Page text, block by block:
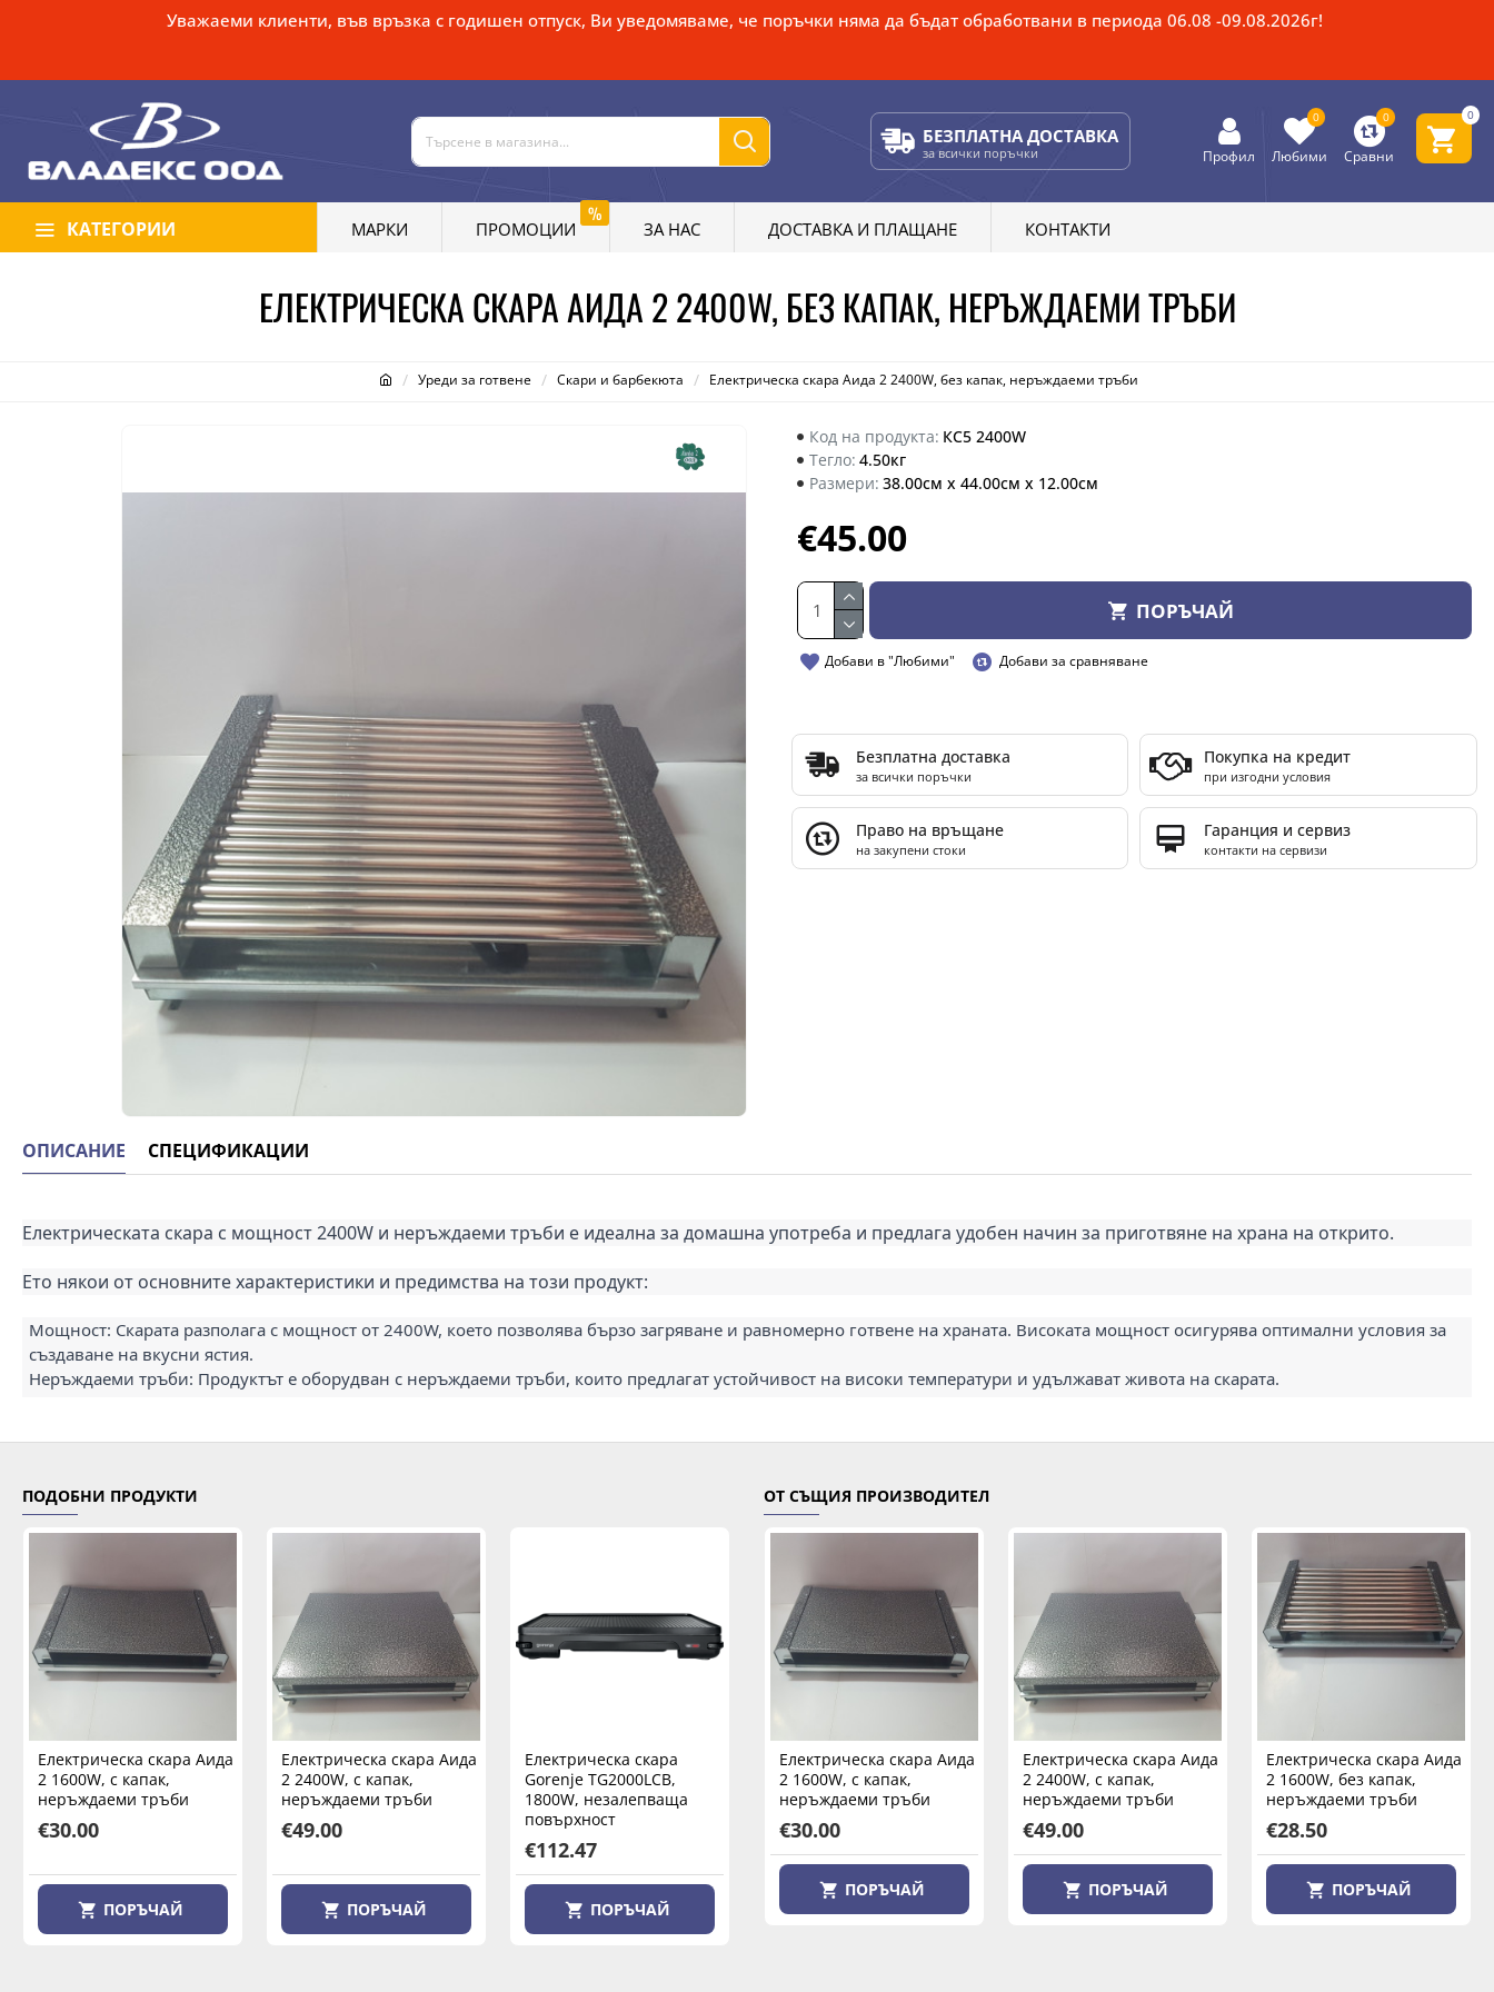
Уважаеми клиенти, във връзка с годишен отпуск, Ви уведомяваме, че поръчки няма да бъдат обработвани в периода 06.08 -09.08.2026г!
БЕЗПЛАТНА ДОСТАВКА
за всички поръчки Профил Любими
0
Сравни
0 0
КАТЕГОРИИ МАРКИ ПРОМОЦИИ
%
ЗА НАС ДОСТАВКА И ПЛАЩАНЕ КОНТАКТИ
Уреди за готвене Скари и барбекюта Електрическа скара Аида 2 2400W, без капак, неръждаеми тръби
ЕЛЕКТРИЧЕСКА СКАРА АИДА 2 2400W, БЕЗ КАПАК, НЕРЪЖДАЕМИ ТРЪБИ
Код на продукта: КС5 2400W
Тегло: 4.50кг
Размери: 38.00см x 44.00см x 12.00см
€45.00
ПОРЪЧАЙ
Добави в "Любими" Добави за сравняване
Безплатна доставка
за всички поръчки
Покупка на кредит
при изгодни условия
Право на връщане
на закупени стоки
Гаранция и сервиз
контакти на сервизи
ОПИСАНИЕ СПЕЦИФИКАЦИИ
Електрическата скара с мощност 2400W и неръждаеми тръби е идеална за домашна употреба и предлага удобен начин за приготвяне на храна на открито.
Ето някои от основните характеристики и предимства на този продукт:
Мощност: Скарата разполага с мощност от 2400W, което позволява бързо загряване и равномерно готвене на храната. Високата мощност осигурява оптимални условия за
създаване на вкусни ястия.
Неръждаеми тръби: Продуктът е оборудван с неръждаеми тръби, които предлагат устойчивост на високи температури и удължават живота на скарата.
ПОДОБНИ ПРОДУКТИ
Електрическа скара Аида
2 1600W, с капак,
неръждаеми тръби
€30.00
ПОРЪЧАЙ
Електрическа скара Аида
2 2400W, с капак,
неръждаеми тръби
€49.00
ПОРЪЧАЙ
Електрическа скара
Gorenje TG2000LCB,
1800W, незалепваща
повърхност
€112.47
ПОРЪЧАЙ
Електрическа скара
Muhler MG-2536, 2000W,
незалепваща
повърхност
€50.00
Електрическа скара
Muhler MG-3831S на
стойка, 2000W, подвижен
нагревател
€45.00
ОТ СЪЩИЯ ПРОИЗВОДИТЕЛ
Електрическа скара Аида
2 1600W, с капак,
неръждаеми тръби
€30.00
ПОРЪЧАЙ
Електрическа скара Аида
2 2400W, с капак,
неръждаеми тръби
€49.00
ПОРЪЧАЙ
Електрическа скара Аида
2 1600W, без капак,
неръждаеми тръби
€28.50
ПОРЪЧАЙ